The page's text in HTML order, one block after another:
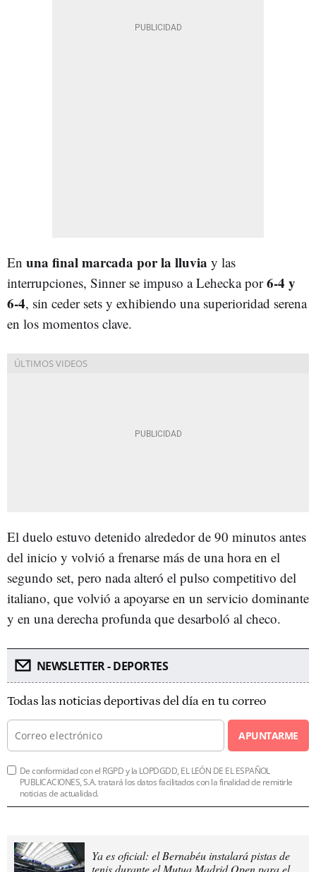
En una final marcada por la lluvia y las
interrupciones, Sinner se impuso a Lehecka por6-4 y
6-4, sin ceder sets y exhibiendo una superioridad serena
en los momentos clave.
El duelo estuvo detenido alrededor de 90 minutos antes
del inicio y volvió a frenarse más de una hora en el
segundo set, pero nada alteró el pulso competitivo del
italiano, que volvió a apoyarse en un servicio dominante
y en una derecha profunda que desarboló al checo.
NEWSLETTER - DEPORTES
Todas las noticias deportivas del día en tu correo
APUNTARME
De conformidad con el RGPD y la LOPDGDD, EL LEÓN DE EL ESPAÑOL
PUBLICACIONES, S.A. tratará los datos facilitados con la finalidad de remitirle
noticias de actualidad.
Ya es oficial: el Bernabéu instalará pistas de
tenis durante el Mutua Madrid Open para el